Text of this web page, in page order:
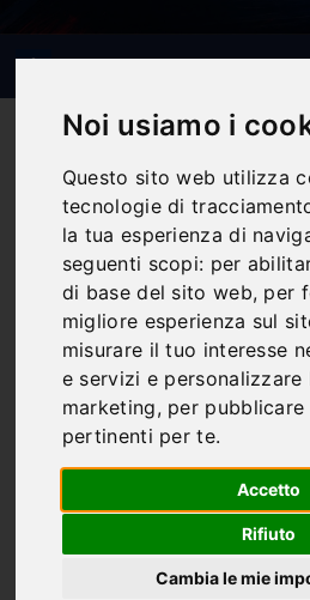
Noi usiamo i
Questo sito web utilizza
tecnologie di
la tua esperienza di
seguenti scopi: per
di base del sito web, per
migliore esperienza sul
misurare il tuo interesse
e servizi e
marketing, per pubblicare
pertinenti per te.
Accetto
Rifiuto
Cambia le mie
Notizie Sportive
Ganna vince la
cronometro
d’Italia 2026
record
nessuno così
Grandi Giri